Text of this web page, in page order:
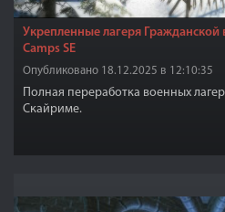
Укрепленные лагеря
Camps SE
Опубликовано 18.12.2025 в 12:10:35
Полная переработка военных
Скайриме.